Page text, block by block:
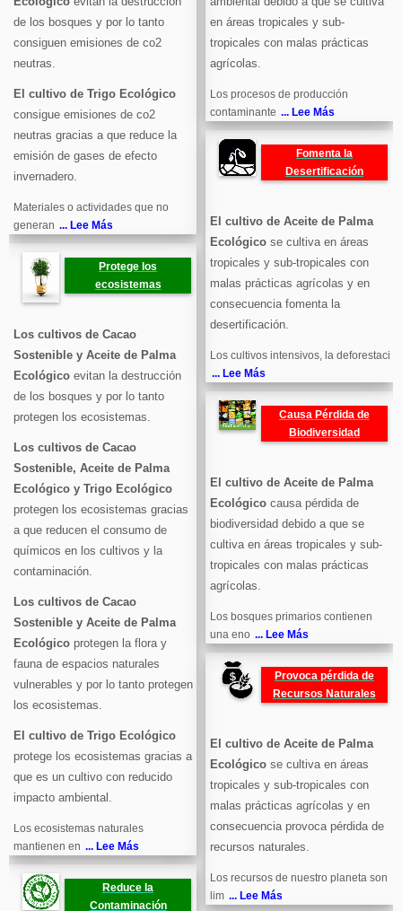
de los bosques y por lo tanto
consiguen emisiones de co2
neutras.
El cultivo de Trigo Ecológico
consigue emisiones de co2
neutras gracias a que reduce la
emisión de gases de efecto
invernadero.
Materiales o actividades que no
generan ... Lee Más
Protege los
ecosistemas
Los cultivos de Cacao
Sostenible y Aceite de Palma
Ecológico evitan la destrucción
de los bosques y por lo tanto
protegen los ecosistemas.
Los cultivos de Cacao
Sostenible, Aceite de Palma
Ecológico y Trigo Ecológico
protegen los ecosistemas gracias
a que reducen el consumo de
químicos en los cultivos y la
contaminación.
Los cultivos de Cacao
Sostenible y Aceite de Palma
Ecológico protegen la flora y
fauna de espacios naturales
vulnerables y por lo tanto protegen
los ecosistemas.
El cultivo de Trigo Ecológico
protege los ecosistemas gracias a
que es un cultivo con reducido
impacto ambiental.
Los ecosistemas naturales
mantienen en ... Lee Más
Reduce la
Contaminación
en áreas tropicales y sub-
tropicales con malas prácticas
agrícolas.
Los procesos de producción
contaminante ... Lee Más
Fomenta la
Desertificación
El cultivo de Aceite de Palma
Ecológico se cultiva en áreas
tropicales y sub-tropicales con
malas prácticas agrícolas y en
consecuencia fomenta la
desertificación.
Los cultivos intensivos, la deforestaci
... Lee Más
Causa Pérdida de
Biodiversidad
El cultivo de Aceite de Palma
Ecológico causa pérdida de
biodiversidad debido a que se
cultiva en áreas tropicales y sub-
tropicales con malas prácticas
agrícolas.
Los bosques primarios contienen
una eno ... Lee Más
Provoca pérdida de
Recursos Naturales
El cultivo de Aceite de Palma
Ecológico se cultiva en áreas
tropicales y sub-tropicales con
malas prácticas agrícolas y en
consecuencia provoca pérdida de
recursos naturales.
Los recursos de nuestro planeta son
lim ... Lee Más